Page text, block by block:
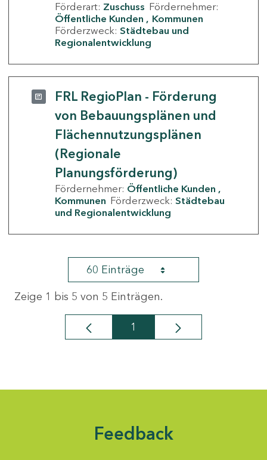
Förderart: Zuschuss Fördernehmer:
Öffentliche Kunden
Kommunen
Förderzweck: Städtebau und
Regionalentwicklung
FRL RegioPlan - Förderung
von Bebauungsplänen und
Flächennutzungsplänen
(Regionale
Planungsförderung)
Fördernehmer: Öffentliche Kunden
Kommunen Förderzweck: Städtebau
und Regionalentwicklung
60 Einträge
Zeige 1 bis 5 von 5 Einträgen.
Seite
1
Feedback